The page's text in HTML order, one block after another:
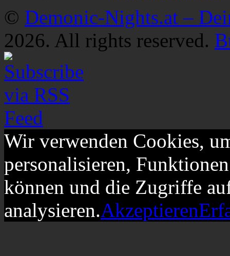
© Demonic-Nights.at –
2026. All rights reserved.
Wir verwenden Cookies,
personalisieren,
können und die Zugriffe
analysieren.Akzeptieren